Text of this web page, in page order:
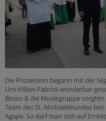
Die Prozession begann mit der
Ursi Killian-Fabrizii wunderbar
Bosco & die Musikgruppe
Team des St. Michaelsbundes
Agape. So darf man sich auf